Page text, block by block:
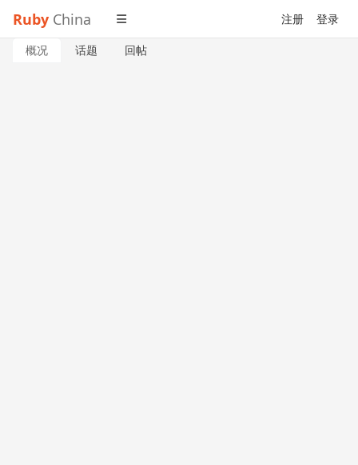
Ruby China 注册 登录
概况 话题 回帖